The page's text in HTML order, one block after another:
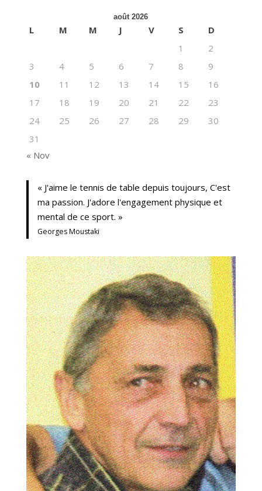
août 2026
L M M J V S
D
1
2
3
4 5 6 7 8
9
10
11 12 13 14 15
16
17
18 19 20 21 22
23
24
25 26 27 28 29
30
31
« Nov
« J'aime le tennis de table depuis toujours, C'est
ma passion. J'adore l'engagement physique et
mental de ce sport. »
Georges Moustaki